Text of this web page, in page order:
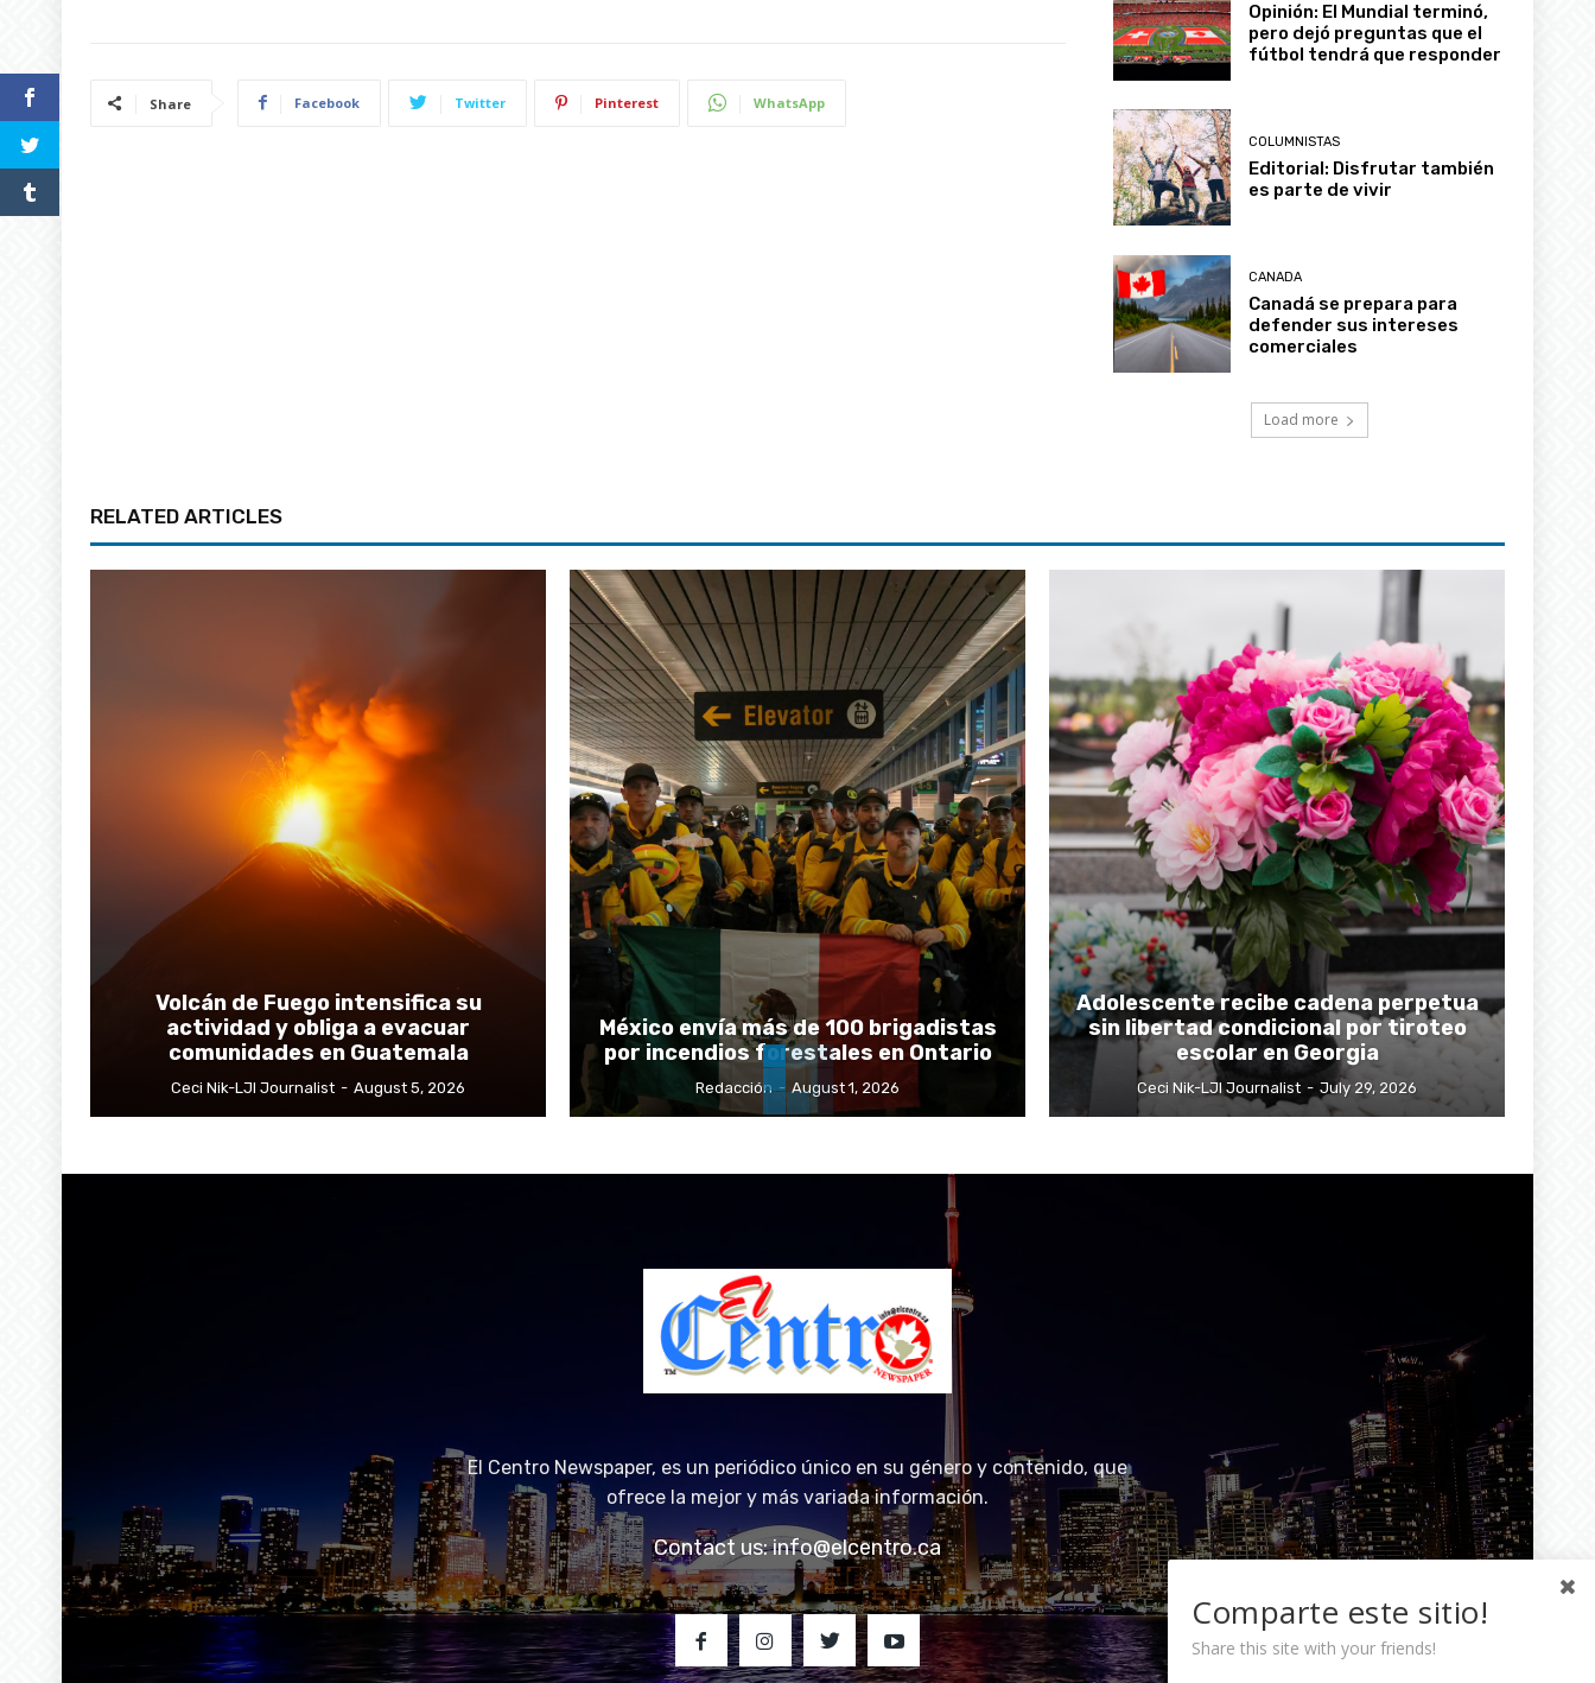
Share Facebook Twitter Pinterest WhatsApp
Opinión: El Mundial terminó,
pero dejó preguntas que el
fútbol tendrá que responder
COLUMNISTAS
Editorial: Disfrutar también
es parte de vivir
CANADA
Canadá se prepara para
defender sus intereses
comerciales
Load more
RELATED ARTICLES
Volcán de Fuego intensifica su
actividad y obliga a evacuar
comunidades en Guatemala
Ceci Nik-LJI Journalist - August 5, 2026
México envía más de 100 brigadistas
por incendios forestales en Ontario
Redacción - August 1, 2026
Adolescente recibe cadena perpetua
sin libertad condicional por tiroteo
escolar en Georgia
Ceci Nik-LJI Journalist - July 29, 2026
El Centro Newspaper, es un periódico único en su género y contenido, que
ofrece la mejor y más variada información.
Contact us:info@elcentro.ca
Comparte este sitio!
Share this site with your friends!